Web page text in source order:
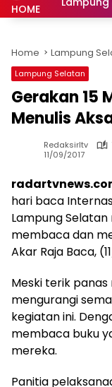
HOME
Home Lampung
Lampung Selatan
Gerakan 15
Menulis
Redaksirltv
11/09/2017
hari baca
Lampung
membaca dan
Akar Raja Baca,
Meski terik
mengurangi
kegiatan ini.
membaca buku
mereka.
Panitia